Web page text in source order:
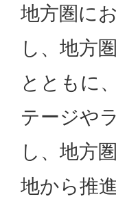
地方圏に
し、地方
とともに
テージや
し、地方
地から推